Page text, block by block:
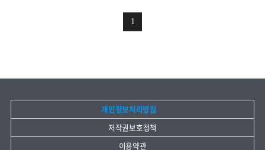
1
개인정보처리방침
저작권보호정책
이용약관